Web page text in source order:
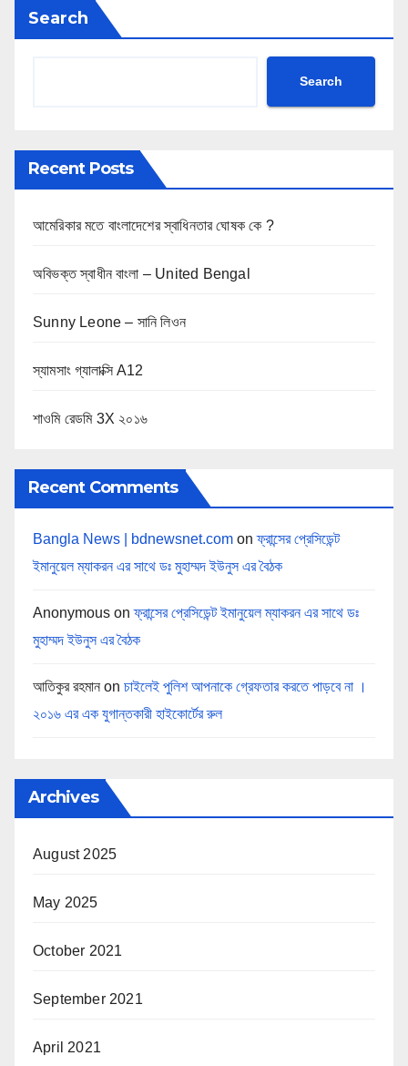
Search
Search
Recent Posts
আমেরিকার মতে বাংলাদেশের স্বাধিনতার ঘোষক কে ?
অবিভক্ত স্বাধীন বাংলা – United Bengal
Sunny Leone – সানি লিওন
স্যামসাং গ্যালাক্সি A12
শাওমি রেডমি 3X ২০১৬
Recent Comments
Bangla News | bdnewsnet.com onফ্রান্সের প্রেসিডেন্ট
ইমানুয়েল ম্যাকরন এর সাথে ডঃ মুহাম্মদ ইউনুস এর বৈঠক
Anonymous onফ্রান্সের প্রেসিডেন্ট ইমানুয়েল ম্যাকরন এর সাথে ডঃ
মুহাম্মদ ইউনুস এর বৈঠক
আতিকুর রহমান on চাইলেই পুলিশ আপনাকে গ্রেফতার করতে পাড়বে না ।
২০১৬ এর এক যুগান্তকারী হাইকোর্টের রুল
Archives
August 2025
May 2025
October 2021
September 2021
April 2021